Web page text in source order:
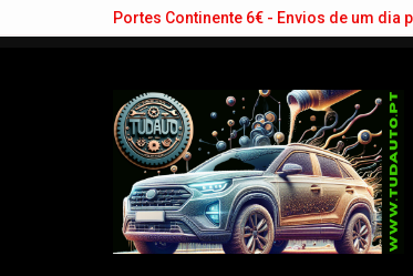
Portes Continente 6€ - Envios de um